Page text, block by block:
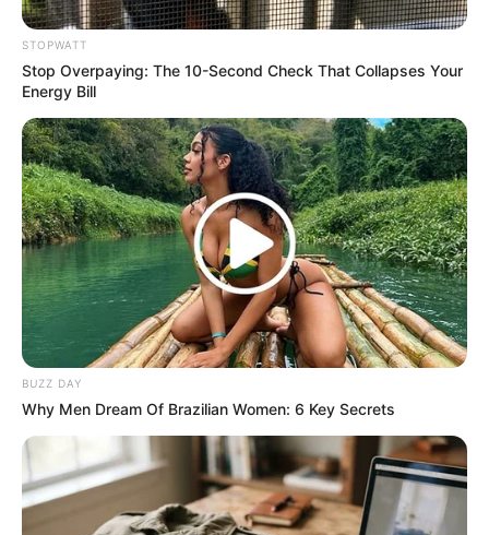
วันนี้ก่อนออกจากบ้านไปทำงาน ไป
ค้าขาย
ทิศมงคลเสริมความเฮงคือ ทิศตะวันตก ให้พนมมือ
อธิษฐาน ดึงดูดพลังงานด้านบวกช่วยให้ชีวิตประสบ
ความสำเร็จตลอดทั้งวัน
สีมงคลของวัน
สีเขียว เสริมอำนาจ วาสนา บารมี
สีม่วง ดำ ดีทางการเงินและโชคลาภ
สีฟ้า น้ำเงิน ดีทางคนรักใคร่สนับสนุน
สีอัปมงคล ทำให้โชคร้าย
สีแดง เลือดหมู
STOPWATT
Stop Overpaying: The 10-Second Check That Collapses Your
Energy Bill
BUZZ DAY
Why Men Dream Of Brazilian Women: 6 Key Secrets